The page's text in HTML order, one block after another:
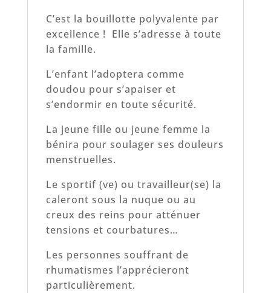
C’est la bouillotte polyvalente par
excellence ! Elle s’adresse à toute
la famille.
L’enfant l’adoptera comme
doudou pour s’apaiser et
s’endormir en toute sécurité.
La jeune fille ou jeune femme la
bénira pour soulager ses douleurs
menstruelles.
Le sportif (ve) ou travailleur(se) la
caleront sous la nuque ou au
creux des reins pour atténuer
tensions et courbatures…
Les personnes souffrant de
rhumatismes l’apprécieront
particulièrement.